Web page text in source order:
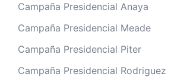
Campaña Presidencial Anaya
Campaña Presidencial Meade
Campaña Presidencial Piter
Campaña Presidencial Rodriguez